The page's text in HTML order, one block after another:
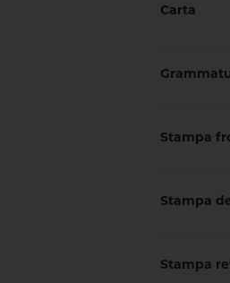
Carta
Stampa
Stampa
Stampa